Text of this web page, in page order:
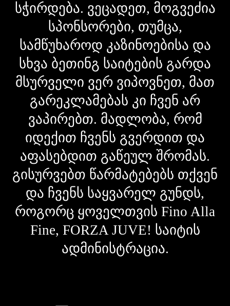
სჭირდება. ვეცადეთ, მოგვეძია
სპონსორები, თუმცა,
სამწუხაროდ კაზინოებისა და
სხვა ბეთინგ საიტების გარდა
მსურველი ვერ ვიპოვნეთ, მათ
გარეკლამებას კი ჩვენ არ
ვაპირებთ. მადლობა, რომ
იდექით ჩვენს გვერდით და
აფასებდით გაწეულ შრომას.
გისურვებთ წარმატებებს თქვენ
და ჩვენს საყვარელ გუნდს,
როგორც ყოველთვის Fino Alla
Fine, FORZA JUVE! საიტის
ადმინისტრაცია.